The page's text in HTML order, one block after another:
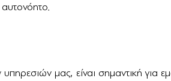
μας, είναι σημαντική για